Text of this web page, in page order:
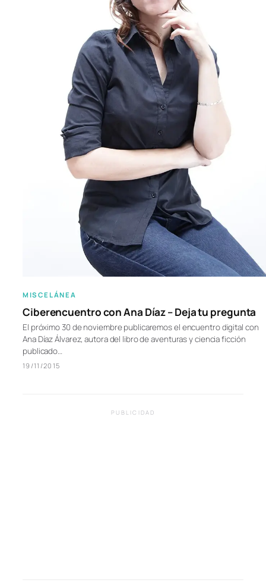
MISCELÁNEA
Ciberencuentro con Ana Díaz – Deja tu pregunta
El próximo 30 de noviembre publicaremos el encuentro digital con
Ana Díaz Álvarez, autora del libro de aventuras y ciencia ficción
publicado…
19/11/2015
PUBLICIDAD